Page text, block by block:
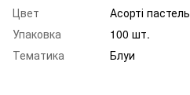
Цвет
Асорті пастель
Упаковка
100 шт.
Тематика
Блуи